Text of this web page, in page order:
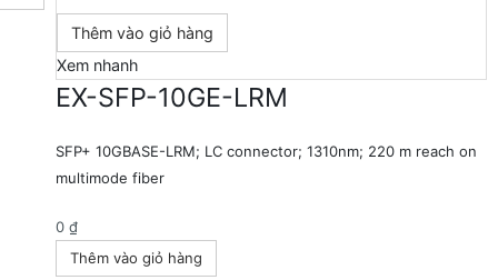
Thêm vào giỏ hàng
Xem nhanh
EX-SFP-10GE-LRM
SFP+ 10GBASE-LRM; LC connector; 1310nm; 220 m reach on
multimode fiber
0 ₫
Thêm vào giỏ hàng